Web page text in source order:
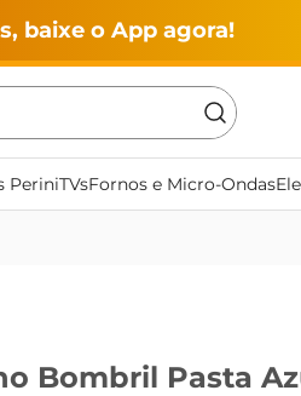
baixe o App agora!
PeriniTVsFornos e Micro-Ondas
Bombril Pasta